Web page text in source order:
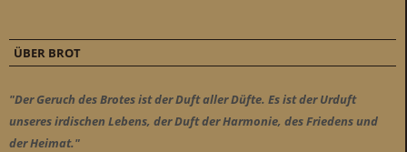
ÜBER BROT
"Der Geruch des Brotes ist der Duft aller Düfte. Es ist der Urduft
unseres irdischen Lebens, der Duft der Harmonie, des Friedens und
der Heimat."